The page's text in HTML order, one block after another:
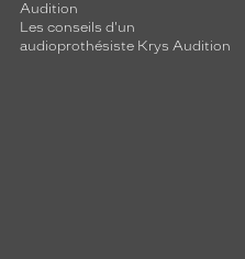
Audition
Les conseils d'un
audioprothésiste Krys Audition